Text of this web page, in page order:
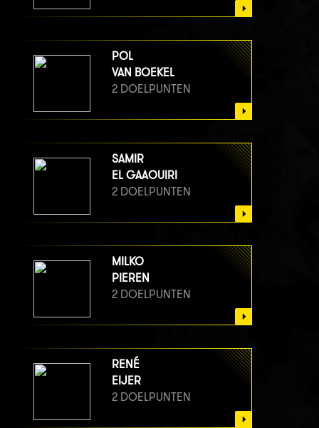
POL
VAN BOEKEL
2 DOELPUNTEN
SAMIR
EL GAAOUIRI
2 DOELPUNTEN
MILKO
PIEREN
2 DOELPUNTEN
RENÉ
EIJER
2 DOELPUNTEN